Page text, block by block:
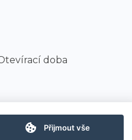
doba
Přijmout vše